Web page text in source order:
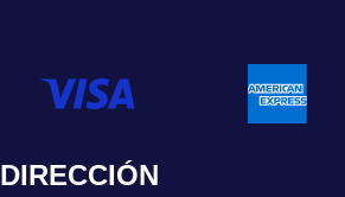
DIRECCIÓN